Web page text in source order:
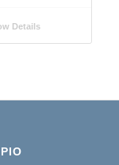
Details